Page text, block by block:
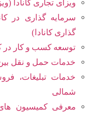
ویزای تجاری کانادا
سرمایه گذاری در
گذاری کانادا)
توسعه کسب و کار در
خدمات حمل و نقل
خدمات تبلیغات،
شمالی
معرفی کمیسیون